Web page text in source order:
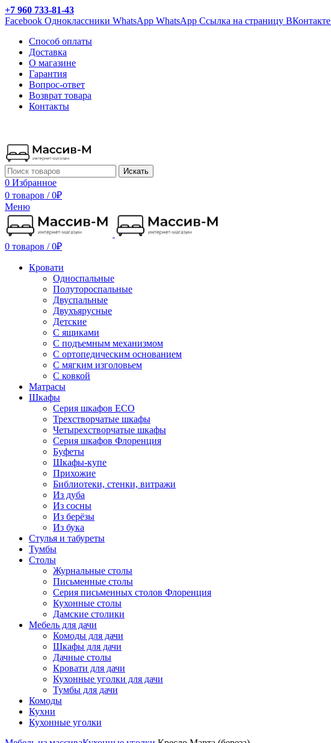
+7 960 733-81-43
Facebook Одноклассники WhatsApp WhatsApp Ссылка на страницу ВКонтакте
Способ оплаты
Доставка
О магазине
Гарантия
Вопрос-ответ
Возврат товара
Контакты
Искать
0 Избранное
0 товаров / 0₽
Меню
0 товаров / 0₽
Кровати
Односпальные
Полутороспальные
Двуспальные
Двухъярусные
Детские
С ящиками
С подъемным механизмом
С ортопедическим основанием
С мягким изголовьем
С ковкой
Матрасы
Шкафы
Серия шкафов ECO
Трехстворчатые шкафы
Четырехстворчатые шкафы
Серия шкафов Флоренция
Буфеты
Шкафы-купе
Прихожие
Библиотеки, стенки, витражи
Из дуба
Из сосны
Из берёзы
Из бука
Стулья и табуреты
Тумбы
Столы
Журнальные столы
Письменные столы
Серия письменных столов Флоренция
Кухонные столы
Дамские столики
Мебель для дачи
Комоды для дачи
Шкафы для дачи
Дачные столы
Кровати для дачи
Кухонные уголки для дачи
Тумбы для дачи
Комоды
Кухни
Кухонные уголки